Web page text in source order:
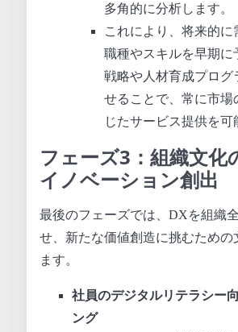
多角的に分析します。
これにより、将来的に
職種やスキルを早期に
戦略や人材育成プログ
せることで、常に市場
じたサービス提供を可
フェーズ3：組織文化
イノベーション創出
最後のフェーズでは、DXを組織
せ、新たな価値創造に挑むための
ます。
社員のデジタルリテラシー
ング